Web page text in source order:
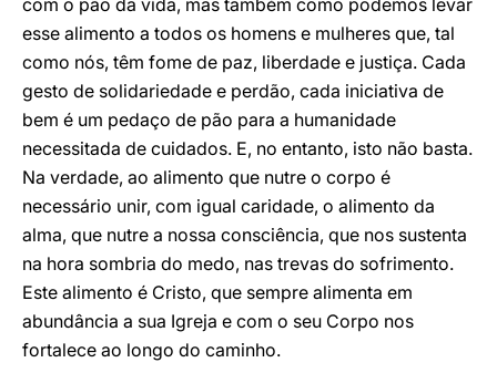
com o pão da vida, mas também como podemos levar
esse alimento a todos os homens e mulheres que, tal
como nós, têm fome de paz, liberdade e justiça. Cada
gesto de solidariedade e perdão, cada iniciativa de
bem é um pedaço de pão para a humanidade
necessitada de cuidados. E, no entanto, isto não basta.
Na verdade, ao alimento que nutre o corpo é
necessário unir, com igual caridade, o alimento da
alma, que nutre a nossa consciência, que nos sustenta
na hora sombria do medo, nas trevas do sofrimento.
Este alimento é Cristo, que sempre alimenta em
abundância a sua Igreja e com o seu Corpo nos
fortalece ao longo do caminho.